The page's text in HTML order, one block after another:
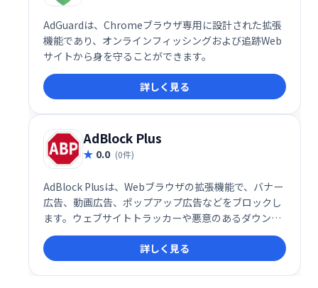
AdGuardは、Chromeブラウザ専用に設計された拡張
機能であり、オンラインフィッシングおよび追跡Web
サイトから身を守ることができます。
詳しく見る
AdBlock Plus
0.0 (0件)
AdBlock Plusは、Webブラウザの拡張機能で、バナー
広告、動画広告、ポップアップ広告などをブロックし
ます。ウェブサイトトラッカーや悪意のあるダウンロ
ードも遮断し、快適なインターネット閲覧を実現しま
す。オープンソースコードを採用し、必要に応じてカ
スタマイズ可能です。煩わしい広告から解放され、よ
り安全でスムーズなネット体験を手に入れましょう。
詳しく見る